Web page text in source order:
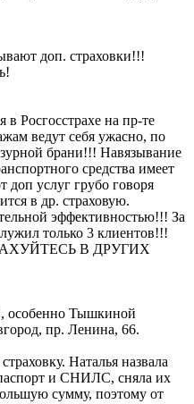
доп. страховки!!!
в Росгосстрахе на пр-те
ведут себя ужасно, по
брани!!! Навязывание
средства имеет
доп услуг грубо говоря
в др. страховую.
эффективностью!!! За
только 3 клиентов!!!
В ДРУГИХ
особенно Тышкиной
пр. Ленина, 66.
Наталья назвала
и СНИЛС, сняла их
сумму, поэтому от